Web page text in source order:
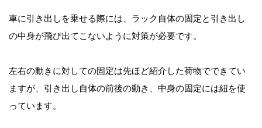
車に引き出しを乗せる際には、ラック自体の固定と引き出し
の中身が飛び出てこないように対策が必要です。
左右の動きに対しての固定は先ほど紹介した荷物でできてい
ますが、引き出し自体の前後の動き、中身の固定には紐を使
っています。